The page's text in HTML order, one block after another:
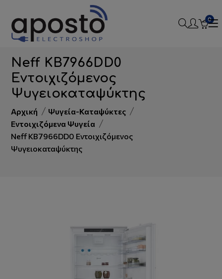
Τηλεφωνικές παραγγελίες:
2109225798- 2109225098 0
Neff KB7966DD0
Εντοιχιζόμενος
Ψυγειοκαταψύκτης
Αρχική
Ψυγεία-Καταψύκτες
Εντοιχιζόμενα Ψυγεία
Neff KB7966DD0 Εντοιχιζόμενος
Ψυγειοκαταψύκτης